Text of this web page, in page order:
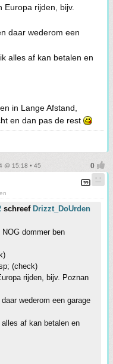
rijden, bijv.
daar wederom een
alles af kan betalen en
in Lange Afstand,
en dan pas de rest
@ 15:18 • 45
schreef Drizzt_DoUrden
dommer ben
(check)
rijden, bijv. Poznan
wederom een garage
af kan betalen en